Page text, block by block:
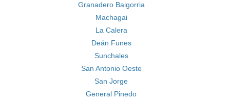
Granadero Baigorria
Machagai
La Calera
Deán Funes
Sunchales
San Antonio Oeste
San Jorge
General Pinedo